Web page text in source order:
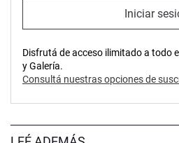
Iniciar
Disfrutá de acceso ilimitado a todo
y Galería.
Consultá nuestras opciones de